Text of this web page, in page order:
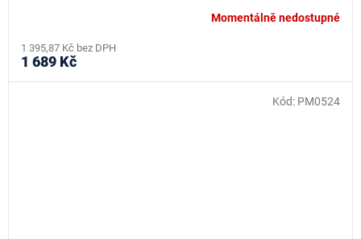
Momentálně nedostupné
1 395,87 Kč bez DPH
1 689 Kč
Kód: PM0524